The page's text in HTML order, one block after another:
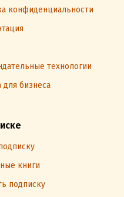
конфиденциальности
технологии
для бизнеса
книги
подписку